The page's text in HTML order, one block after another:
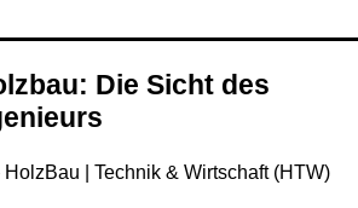
Die Sicht des
HolzBau | Technik & Wirtschaft (HTW)